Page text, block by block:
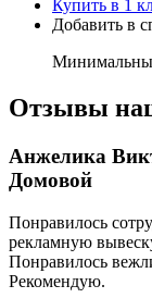
Купить в 1
Добавить в
Отзывы
Анжелика
Домовой
Понравилось
рекламную
Понравилось
Рекомендую.